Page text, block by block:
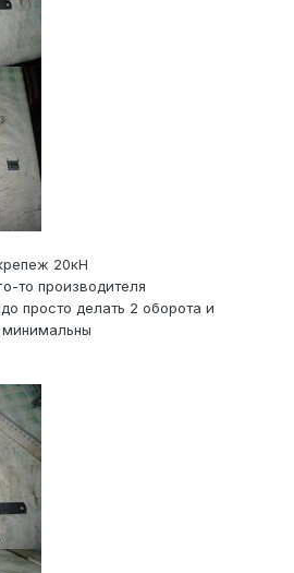
20кН
то производителя
просто делать 2 оборота и
минимальны